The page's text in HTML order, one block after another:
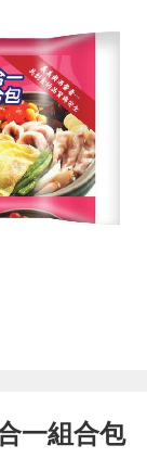
一組合包